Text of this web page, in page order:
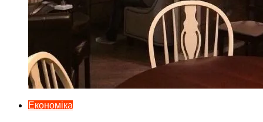
Економіка